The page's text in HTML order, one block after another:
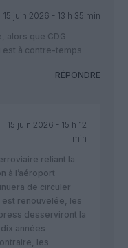
15 juin 2026 - 13 h 35 min
alors que CDG
est à contre-temps
RÉPONDRE
15 juin 2026 - 15 h 12
min
reliant la
à l’aéroport
de circuler
est renouvelée, les
desserviront la
années
les